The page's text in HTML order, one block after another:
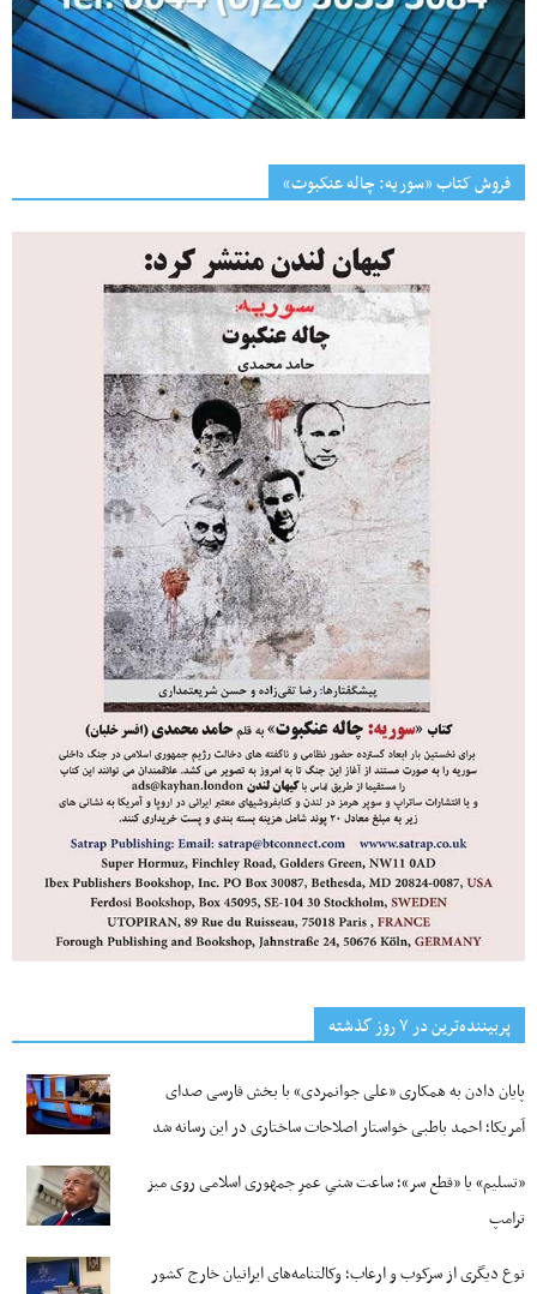
فروش کتاب «سوریه: چاله عنکبوت»
پربیننده‌ترین‌ در ۷ روز گذشته
پایان دادن به همکاری «علی جوانمردی» با بخش فارسی صدای
آمریکا؛ احمد باطبی خواستار اصلاحات ساختاری در این رسانه شد
«تسلیم» یا «قطع سر»؛ ساعت شنیِ عمرِ جمهوری اسلامی روی میز
ترامپ
نوع دیگری از سرکوب و ارعاب؛ وکالتنامه‌های ایرانیان خارج کشور